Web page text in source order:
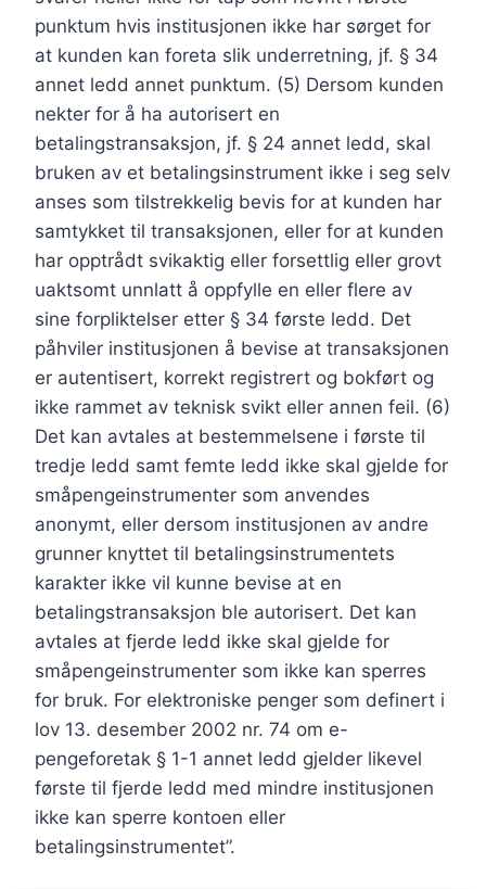
punktum hvis institusjonen ikke har sørget for
at kunden kan foreta slik underretning, jf. § 34
annet ledd annet punktum. (5) Dersom kunden
nekter for å ha autorisert en
betalingstransaksjon, jf. § 24 annet ledd, skal
bruken av et betalingsinstrument ikke i seg selv
anses som tilstrekkelig bevis for at kunden har
samtykket til transaksjonen, eller for at kunden
har opptrådt svikaktig eller forsettlig eller grovt
uaktsomt unnlatt å oppfylle en eller flere av
sine forpliktelser etter § 34 første ledd. Det
påhviler institusjonen å bevise at transaksjonen
er autentisert, korrekt registrert og bokført og
ikke rammet av teknisk svikt eller annen feil. (6)
Det kan avtales at bestemmelsene i første til
tredje ledd samt femte ledd ikke skal gjelde for
småpengeinstrumenter som anvendes
anonymt, eller dersom institusjonen av andre
grunner knyttet til betalingsinstrumentets
karakter ikke vil kunne bevise at en
betalingstransaksjon ble autorisert. Det kan
avtales at fjerde ledd ikke skal gjelde for
småpengeinstrumenter som ikke kan sperres
for bruk. For elektroniske penger som definert i
lov 13. desember 2002 nr. 74 om e-
pengeforetak § 1-1 annet ledd gjelder likevel
første til fjerde ledd med mindre institusjonen
ikke kan sperre kontoen eller
betalingsinstrumentet”.